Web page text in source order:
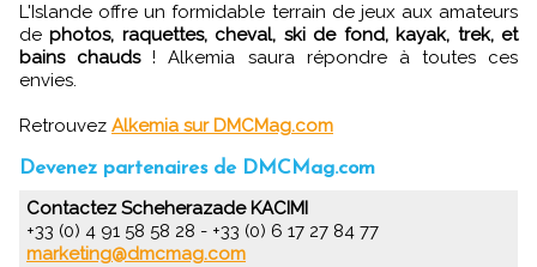
L'Islande offre un formidable terrain de jeux aux amateurs
dephotos, raquettes, cheval, ski de fond, kayak, trek, et
bains chauds! Alkemia saura répondre à toutes ces
envies.
Retrouvez Alkemia sur DMCMag.com
Devenez partenaires de DMCMag.com
Contactez Scheherazade KACIMI
+33 (0) 4 91 58 58 28 - +33 (0) 6 17 27 84 77
marketing@dmcmag.com